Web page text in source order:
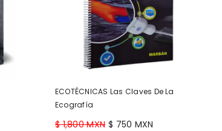
ECOTÉCNICAS Las Claves De La
Ecografía
$ 1,800 MXN $ 750 MXN